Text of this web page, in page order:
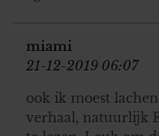
miami
21-12-2019 06:07
ook ik moest
verhaal, natuurlijk